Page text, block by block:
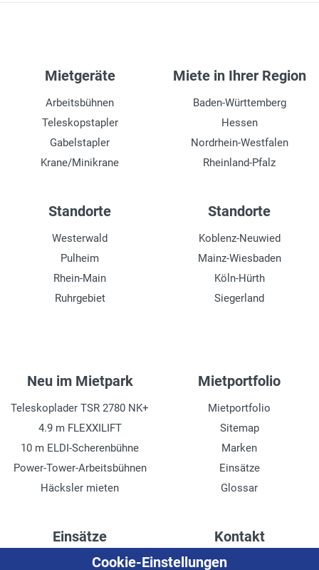
Mietgeräte
Arbeitsbühnen
Teleskopstapler
Gabelstapler
Krane/Minikrane
Miete in Ihrer Region
Baden-Württemberg
Hessen
Nordrhein-Westfalen
Rheinland-Pfalz
Standorte
Westerwald
Pulheim
Rhein-Main
Ruhrgebiet
Standorte
Koblenz-Neuwied
Mainz-Wiesbaden
Köln-Hürth
Siegerland
Neu im Mietpark
Teleskoplader TSR 2780 NK+
4.9 m FLEXXILIFT
10 m ELDI-Scherenbühne
Power-Tower-Arbeitsbühnen
Häcksler mieten
Mietportfolio
Mietportfolio
Sitemap
Marken
Einsätze
Glossar
Einsätze
Höhenzugang für
Kontakt
Kontaktformular
Cookie-Einstellungen